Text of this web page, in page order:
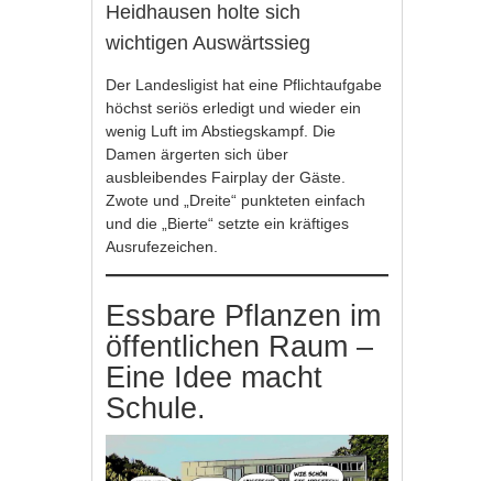
Heidhausen holte sich
wichtigen Auswärtssieg
Der Landesligist hat eine Pflichtaufgabe
höchst seriös erledigt und wieder ein
wenig Luft im Abstiegskampf. Die
Damen ärgerten sich über
ausbleibendes Fairplay der Gäste.
Zwote und „Dreite“ punkteten einfach
und die „Bierte“ setzte ein kräftiges
Ausrufezeichen.
Essbare Pflanzen im
öffentlichen Raum –
Eine Idee macht
Schule.